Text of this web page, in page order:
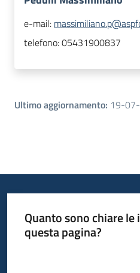
e-mail:
telefono:05431900837
Ultimo aggiornamento: 19-
Quanto sono chiare
questa pagina?